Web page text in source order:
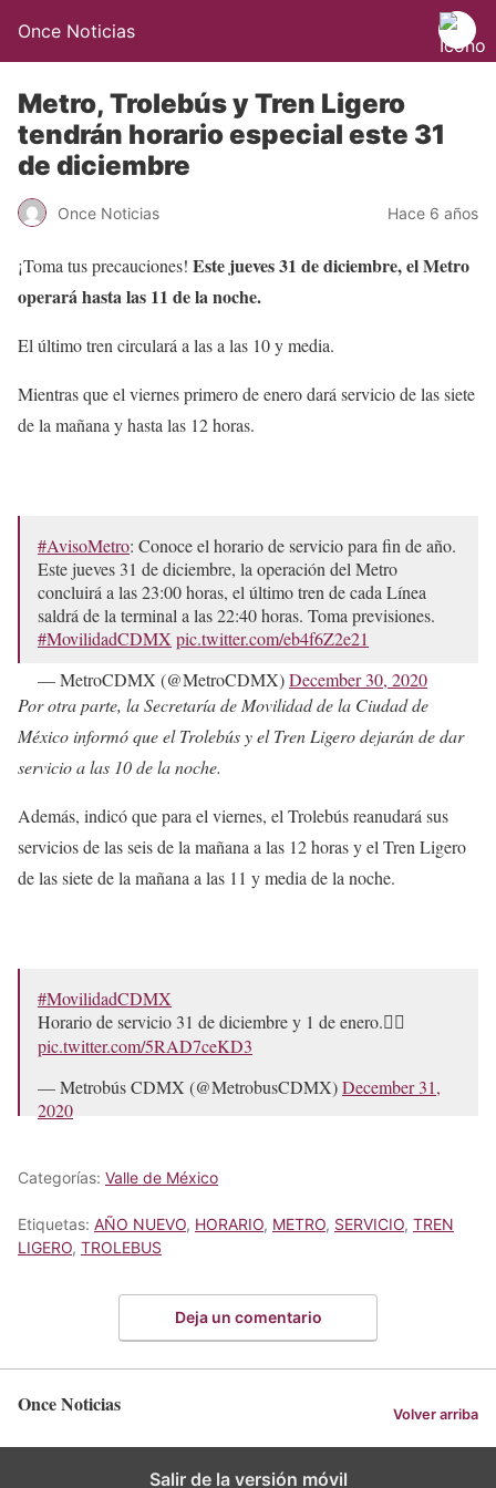
Once Noticias
Metro, Trolebús y Tren Ligero
tendrán horario especial este 31
de diciembre
Once Noticias Hace 6 años
¡Toma tus precauciones! Este jueves 31 de diciembre, el Metro
operará hasta las 11 de la noche.
El último tren circulará a las a las 10 y media.
Mientras que el viernes primero de enero dará servicio de las siete
de la mañana y hasta las 12 horas.
#AvisoMetro: Conoce el horario de servicio para fin de año.
Este jueves 31 de diciembre, la operación del Metro
concluirá a las 23:00 horas, el último tren de cada Línea
saldrá de la terminal a las 22:40 horas. Toma previsiones.
#MovilidadCDMX pic.twitter.com/eb4f6Z2e21
— MetroCDMX (@MetroCDMX)December 30, 2020
Por otra parte, la Secretaría de Movilidad de la Ciudad de
México informó que el Trolebús y el Tren Ligero dejarán de dar
servicio a las 10 de la noche.
Además, indicó que para el viernes, el Trolebús reanudará sus
servicios de las seis de la mañana a las 12 horas y el Tren Ligero
de las siete de la mañana a las 11 y media de la noche.
#MovilidadCDMX
Horario de servicio 31 de diciembre y 1 de enero.👇🏼
pic.twitter.com/5RAD7ceKD3
— Metrobús CDMX (@MetrobusCDMX)December 31,
2020
Categorías: Valle de México
Etiquetas: AÑO NUEVO, HORARIO, METRO, SERVICIO, TREN
LIGERO, TROLEBUS
Deja un comentario
Once Noticias Volver arriba
Salir de la versión móvil